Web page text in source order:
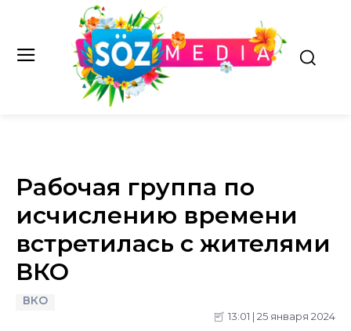
Рабочая группа по
исчислению времени
встретилась с жителями
ВКО
ВКО
13:01 | 25 января 2024